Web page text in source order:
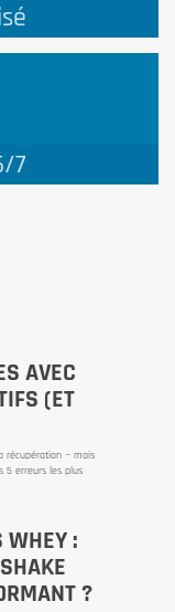
7
AVEC
(ET
récupération — mais
5 erreurs les plus
WHEY :
?